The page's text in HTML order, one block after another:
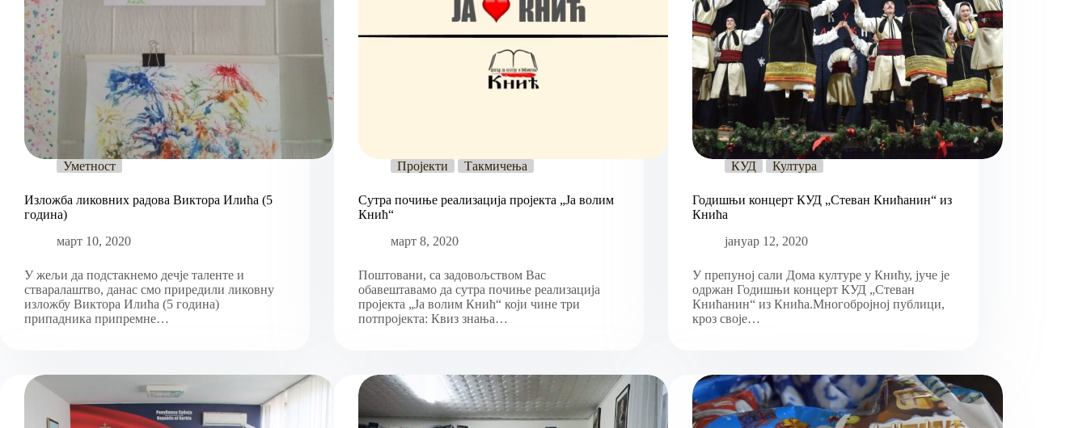
Уметност
Изложба ликовних радова Виктора Илића (5
година)
март 10, 2020
У жељи да подстакнемо дечје таленте и
стваралаштво, данас смо приредили ликовну
изложбу Виктора Илића (5 година)
припадника припремне…
Пројекти Такмичења
Сутра почиње реализација пројекта „Ја волим
Кнић“
март 8, 2020
Поштовани, са задовољством Вас
обавештавамо да сутра почиње реализација
пројекта „Ја волим Кнић“ који чине три
потпројекта: Квиз знања…
КУД Култура
Годишњи концерт КУД „Стеван Книћанин“ из
Кнића
јануар 12, 2020
У препуној сали Дома културе у Книћу, јуче је
одржан Годишњи концерт КУД „Стеван
Книћанин“ из Кнића.Многобројној публици,
кроз своје…